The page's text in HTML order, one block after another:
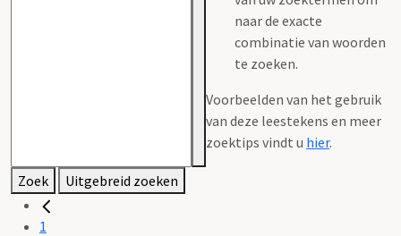
naar de exacte
combinatie van woorden
te zoeken.
Voorbeelden van het gebruik
van deze leestekens en meer
zoektips vindt u hier.
Zoek Uitgebreid zoeken
1